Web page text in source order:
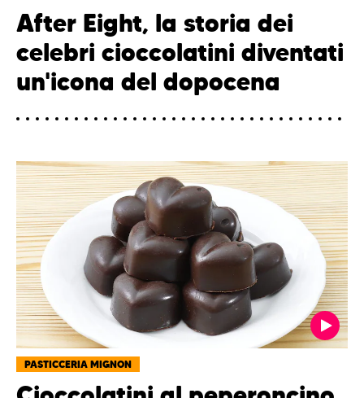
After Eight, la storia dei
celebri cioccolatini diventati
un'icona del dopocena
PASTICCERIA MIGNON